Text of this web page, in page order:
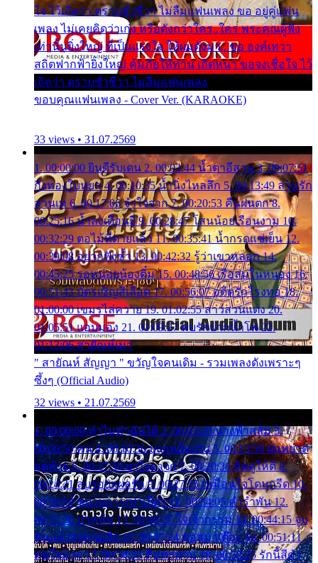
ใจ ไว้เถิดว่า ตราบชั่วชีวา ไม่ลืมแฟนเพลง ขอ อยู่คู่แฟน
เพลง ไม่เคยคิดว่าเก่ง หรือดังกว่าใคร..ใคร พระคุณผู้ฟัง
เท่านั้นยิ่งใหญ่ ที่เป็นแรงใจ ให้ผมดังมา.. ขอ องค์เทวา
สถิตฟากฟ้ายิ่งใหญ่ คุ้มภัยให้ท่าน เถิดหนา ขอจงเชื่อใจ ไว้
เถิดว่า ตราบชั่วชีวา ไม่ลืมแฟนเพลง
ขอบคุณแฟนเพลง - Cover Ver. (KARAOKE)
33 views • 31.07.2569
1. 00:00:00 ยินดีรับเดน 2. 00:03:44 น้ำตาอีสาน 3. 00:07:51
กิ่งทองใบหยก 4. 00:10:35 น้ำนิ่งไหลลึก 5. 00:13:49 ลานรัก
ลานเท 6. 00:17:06 จำใจจาก 7. 00:20:53 คืนฝนตก 8.
00:25:16 น้ำลงเดือนยี่ 9. 00:28:47 โสนน้อยเรือนงาม 10.
00:32:29 ตอไม้ที่ตายแล้ว 11. 00:35:41 น้ำกรดแช่เย็น 12.
00:39:08 อยากฟังซ้ำ 13. 00:42:32 รู้ว่าเขาหลอก 14.
00:45:25 รอหน่อยน้องติ๋ม 15. 00:48:56 เรือล่มในหนอง 16.
00:51:43 บัตรเชิญสีเลือด 17. 00:56:07 อดีตรักโรงทอ 18.
01:00:00 เขมรไล่ควาย 19. 01:02:55 สาวสวนแตง 20.
01:05:51 แอบมอง 21. 01:09:27 พบรักปากน้ำโพ 22.
01:13:06 สายัณห์เมา
" สายัณห์ สัญญา " ขวัญใจคนเดิม - รวมเพลงดังเพราะๆ
ซึ้งๆ (Official Audio)
32 views • 21.07.2569
1. 00:00:00 ทำไมทำฉันได้ 2. 00:03:20 นางฟ้าสลัม 3.
00:06:50 คน 4. 00:10:36 บุญเหลือเกิน 5. 00:13:58 ฝนหยาด
สุดท้าย 6. 00:17:30 ยาใจยาจก 7. 00:20:30 คิดดูให้ดี 8.
00:24:21 ลบรอยแผลรัก 9. 00:27:35 เหมือนใจโดนกรีด 10.
00:30:54 ขบวนการเปาเปียว 11. 00:34:05 คำรำพัน 12.
00:37:20 ปาหนัน 13. 00:40:37 ใจเจ้ากรรม 14. 00:44:15 จูบ
ฉันแล้วจงตายเสีย 15. 00:47:24 ขอสูมาเต๊อะ 16. 00:51:11
คนใจมาร 17. 00:54:50 คืนทรมาน 18. 00:58:25 รักนี้สีดำ